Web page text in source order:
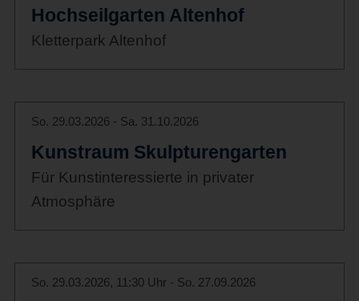
Hochseilgarten Altenhof
Kletterpark Altenhof
So. 29.03.2026 - Sa. 31.10.2026
Kunstraum Skulpturengarten
Für Kunstinteressierte in privater
Atmosphäre
So. 29.03.2026, 11:30 Uhr - So. 27.09.2026